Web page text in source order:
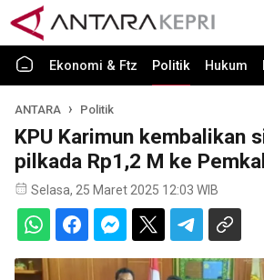
Ekonomi & Ftz Politik Hukum
ANTARA Politik
KPU Karimun kembalikan
pilkada Rp1,2 M ke
Selasa, 25 Maret 2025 12:03 WIB